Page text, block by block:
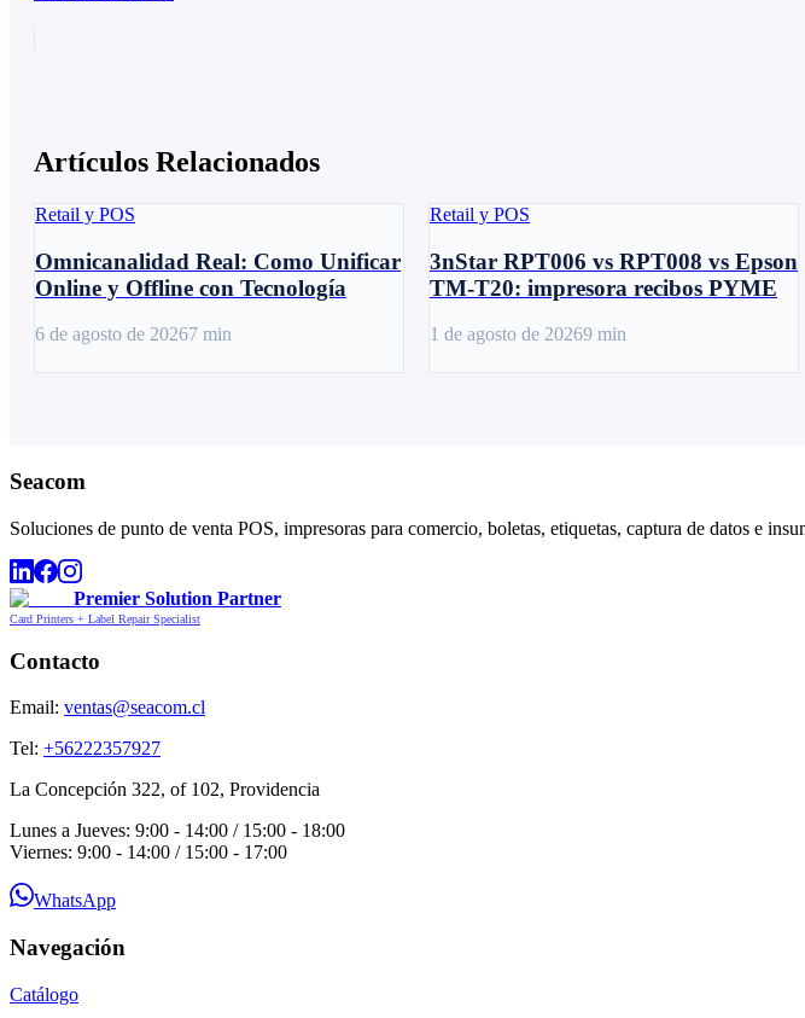
Artículos Relacionados
Retail y POS
Omnicanalidad Real: Como Unificar
Online y Offline con Tecnología
6 de agosto de 20267 min
Retail y POS
3nStar RPT006 vs RPT008 vs Epson
TM-T20: impresora recibos PYME
1 de agosto de 20269 min
Seacom
Soluciones de punto de venta POS, impresoras para comercio, boletas, etiquetas, captura de datos e
Premier Solution Partner
Card Printers + Label Repair Specialist
Contacto
Email: ventas@seacom.cl
Tel: +56222357927
La Concepción 322, of 102, Providencia
Lunes a Jueves: 9:00 - 14:00 / 15:00 - 18:00
Viernes: 9:00 - 14:00 / 15:00 - 17:00
WhatsApp
Navegación
Catálogo